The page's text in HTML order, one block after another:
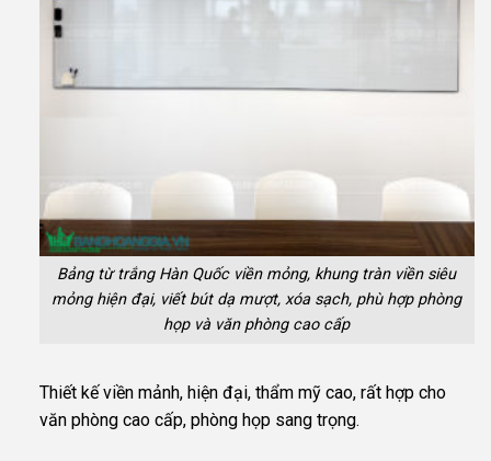
Bảng từ trắng Hàn Quốc viền mỏng, khung tràn viền siêu
mỏng hiện đại, viết bút dạ mượt, xóa sạch, phù hợp phòng
họp và văn phòng cao cấp
Thiết kế viền mảnh, hiện đại, thẩm mỹ cao, rất hợp cho
văn phòng cao cấp, phòng họp sang trọng.